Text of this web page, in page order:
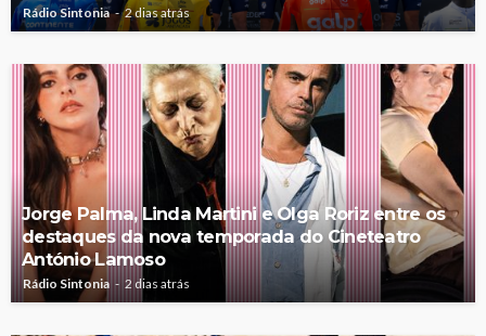
Rádio Sintonia 2 dias atrás
Jorge Palma, Linda Martini e Olga Roriz entre os
destaques da nova temporada do Cineteatro
António Lamoso
Rádio Sintonia 2 dias atrás